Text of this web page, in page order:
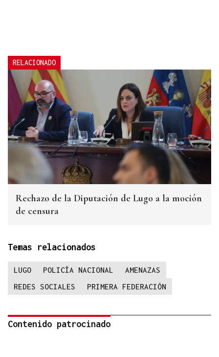
RELACIONADO
Rechazo de la Diputación de Lugo a la moción
de censura
Temas relacionados
LUGO POLICÍA NACIONAL
AMENAZAS
REDES SOCIALES
PRIMERA FEDERACIÓN
Contenido patrocinado